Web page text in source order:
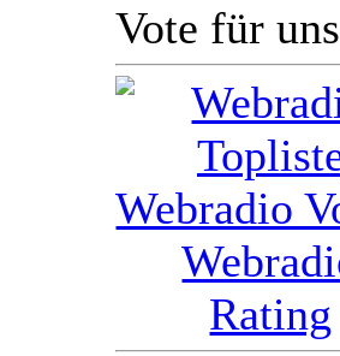
Vote für uns